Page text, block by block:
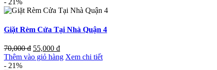
- 21%
Giặt Rèm Cửa Tại Nhà Quận 4
70,000đ 55,000 đ
Thêm vào giỏ hàng Xem chi tiết
- 21%